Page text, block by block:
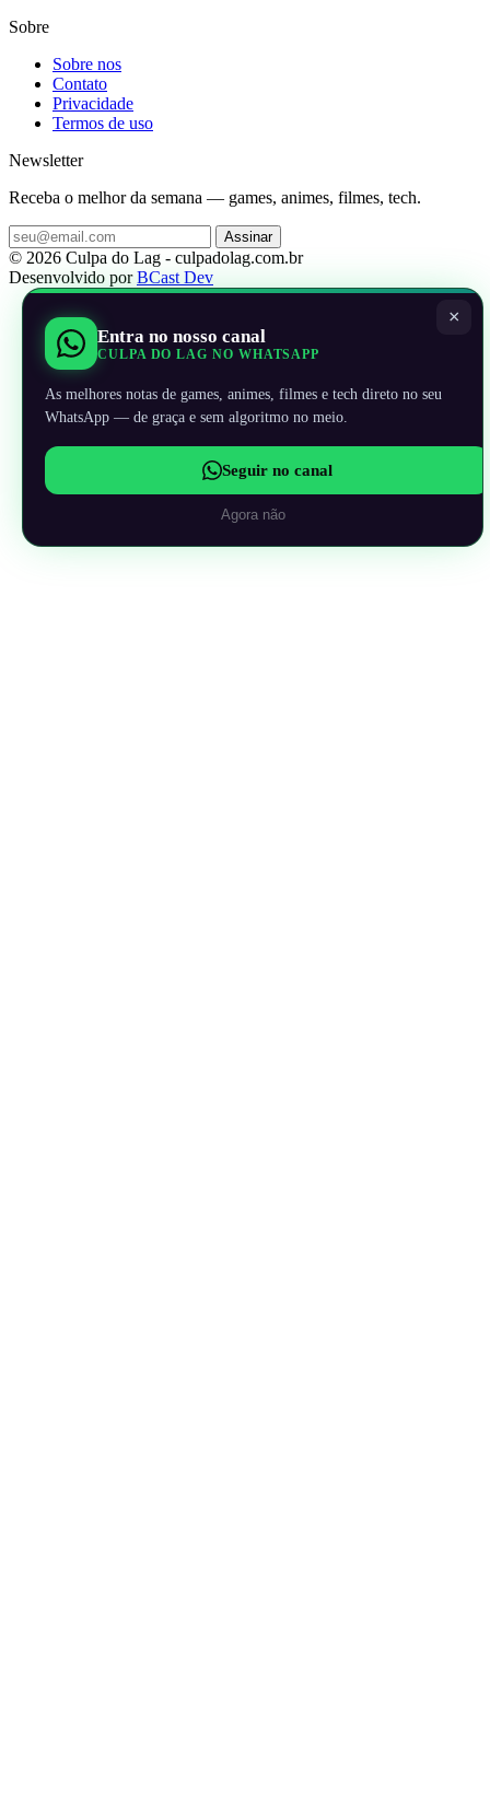
Sobre
Sobre nos
Contato
Privacidade
Termos de uso
Newsletter
Receba o melhor da semana — games, animes, filmes, tech.
Assinar
© 2026 Culpa do Lag - culpadolag.com.br
Desenvolvido porBCast Dev
×
Entra no nosso canal
CULPA DO LAG NO WHATSAPP
As melhores notas de games, animes, filmes e tech direto no seu
WhatsApp — de graça e sem algoritmo no meio.
Seguir no canal
Agora não